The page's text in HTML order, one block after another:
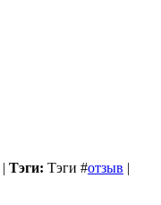
| Тэги: Тэги #отзыв |